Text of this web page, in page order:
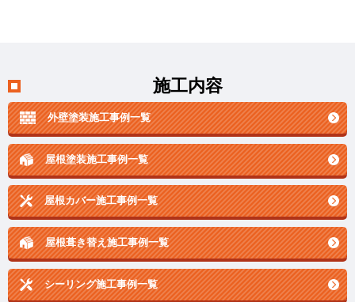
施工内容
外壁塗装施工事例一覧
屋根塗装施工事例一覧
屋根カバー施工事例一覧
屋根葺き替え施工事例一覧
シーリング施工事例一覧